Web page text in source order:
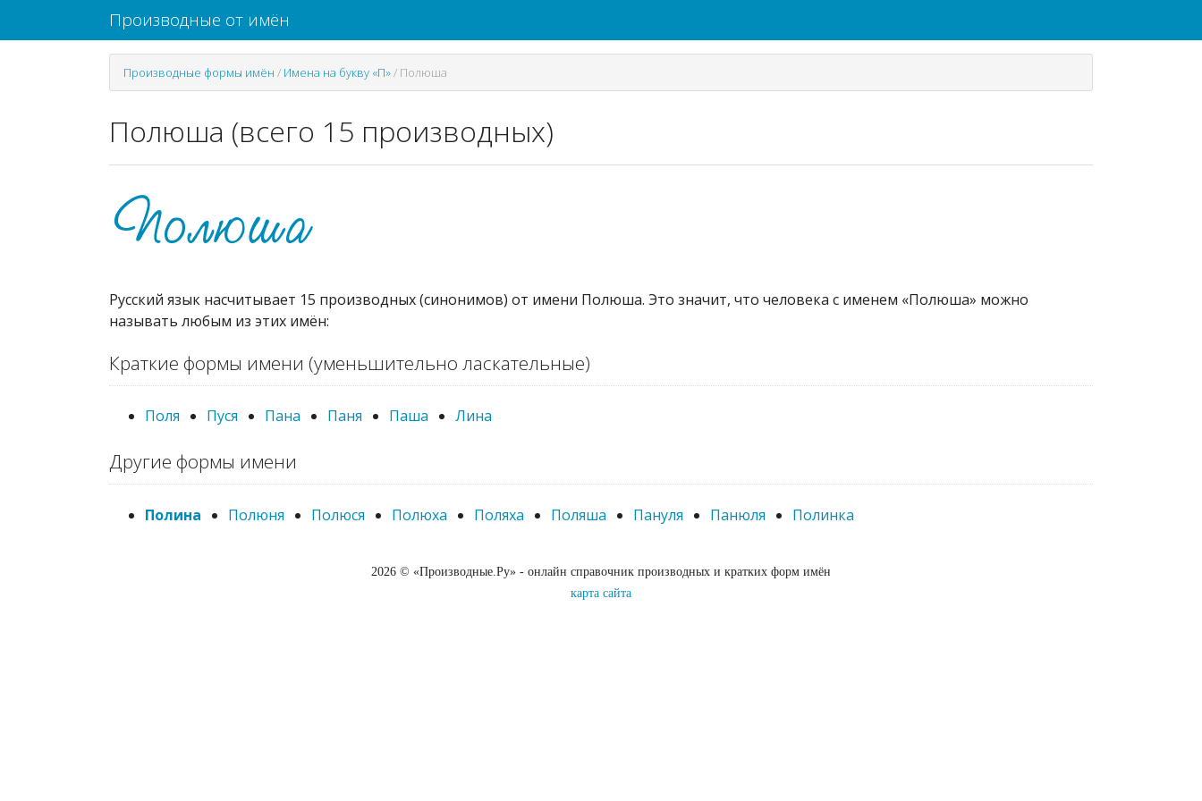
Производные от имён
Производные формы имён / Имена на букву «П»/ Полюша
Полюша (всего 15 производных)
Русский язык насчитывает 15 производных (синонимов) от имени Полюша. Это значит, что человека с именем «Полюша» можно
называть любым из этих имён:
Краткие формы имени (уменьшительно ласкательные)
Поля Пуся Пана Паня Паша Лина
Другие формы имени
Полина Полюня Полюся Полюха Поляха Поляша Пануля Панюля Полинка
2026 © «Производные.Ру» - онлайн справочник производных и кратких форм имён
карта сайта